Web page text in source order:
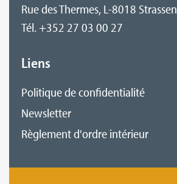
Rue des Thermes, L-8018 Strassen
Tél. +352 27 03 00 27
Liens
Politique de confidentialité
Newsletter
Règlement d'ordre intérieur